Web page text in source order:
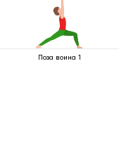
Поза воина 1